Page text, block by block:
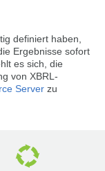
definiert haben,
Ergebnisse sofort
es sich, die
von XBRL-
Server zu